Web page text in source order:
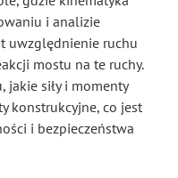
i analizie
uwzględnienie ruchu
mostu na te ruchy.
jakie siły i momenty
konstrukcyjne, co jest
i bezpieczeństwa